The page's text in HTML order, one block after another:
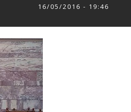
16/05/2016 - 19:46